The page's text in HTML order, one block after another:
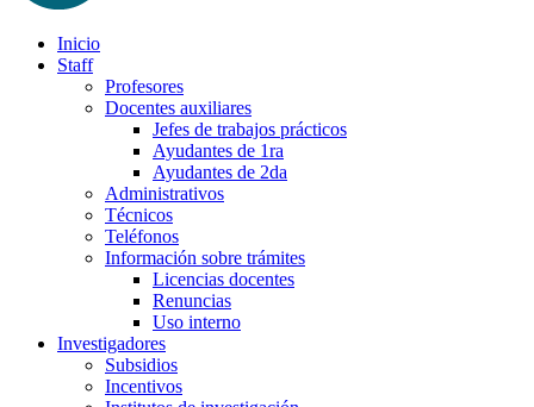
Inicio
Staff
Profesores
Docentes auxiliares
Jefes de trabajos prácticos
Ayudantes de 1ra
Ayudantes de 2da
Administrativos
Técnicos
Teléfonos
Información sobre trámites
Licencias docentes
Renuncias
Uso interno
Investigadores
Subsidios
Incentivos